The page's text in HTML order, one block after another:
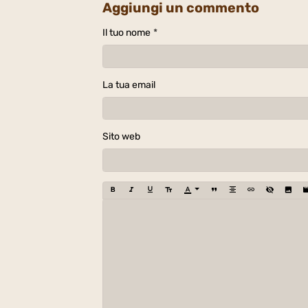
Aggiungi un commento
Il tuo nome
La tua email
Sito web